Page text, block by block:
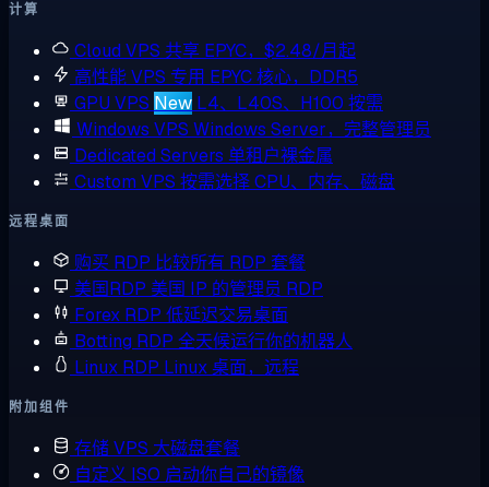
计算
Cloud VPS 共享 EPYC，$2.48/月起
高性能 VPS 专用 EPYC 核心，DDR5
GPU VPS New L4、L40S、H100 按需
Windows VPS Windows Server，完整管理员
Dedicated Servers 单租户裸金属
Custom VPS 按需选择 CPU、内存、磁盘
远程桌面
购买 RDP 比较所有 RDP 套餐
美国RDP 美国 IP 的管理员 RDP
Forex RDP 低延迟交易桌面
Botting RDP 全天候运行你的机器人
Linux RDP Linux 桌面，远程
附加组件
存储 VPS 大磁盘套餐
自定义 ISO 启动你自己的镜像